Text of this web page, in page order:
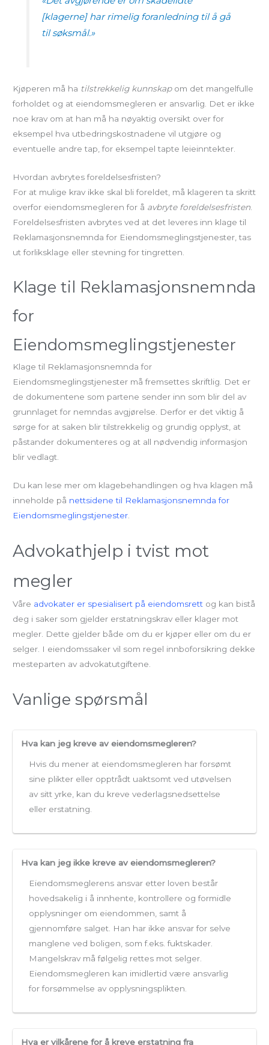
[klagerne] har rimelig foranledning til å gå
til søksmål.»
Kjøperen må ha tilstrekkelig kunnskapom det mangelfulle
forholdet og at eiendomsmegleren er ansvarlig. Det er ikke
noe krav om at han må ha nøyaktig oversikt over for
eksempel hva utbedringskostnadene vil utgjøre og
eventuelle andre tap, for eksempel tapte leieinntekter.
Hvordan avbrytes foreldelsesfristen?
For at mulige krav ikke skal bli foreldet, må klageren ta skritt
overfor eiendomsmegleren for å avbryte foreldelsesfristen
Foreldelsesfristen avbrytes ved at det leveres inn klage til
Reklamasjonsnemnda for Eiendomsmeglingstjenester, tas
ut forliksklage eller stevning for tingretten.
Klage til Reklamasjonsnemnda
for
Eiendomsmeglingstjenester
Klage til Reklamasjonsnemnda for
Eiendomsmeglingstjenester må fremsettes skriftlig. Det er
de dokumentene som partene sender inn som blir del av
grunnlaget for nemndas avgjørelse. Derfor er det viktig å
sørge for at saken blir tilstrekkelig og grundig opplyst, at
påstander dokumenteres og at all nødvendig informasjon
blir vedlagt.
Du kan lese mer om klagebehandlingen og hva klagen må
inneholde på nettsidene til Reklamasjonsnemnda for
Eiendomsmeglingstjenester.
Advokathjelp i tvist mot
megler
Våre advokater er spesialisert på eiendomsrett og kan bistå
deg i saker som gjelder erstatningskrav eller klager mot
megler. Dette gjelder både om du er kjøper eller om du er
selger. I eiendomssaker vil som regel innboforsikring dekke
mesteparten av advokatutgiftene.
Vanlige spørsmål
Hva kan jeg kreve av eiendomsmegleren?
Hvis du mener at eiendomsmegleren har forsømt
sine plikter eller opptrådt uaktsomt ved utøvelsen
av sitt yrke, kan du kreve vederlagsnedsettelse
eller erstatning.
Hva kan jeg ikke kreve av eiendomsmegleren?
Eiendomsmeglerens ansvar etter loven består
hovedsakelig i å innhente, kontrollere og formidle
opplysninger om eiendommen, samt å
gjennomføre salget. Han har ikke ansvar for selve
manglene ved boligen, som f.eks. fuktskader.
Mangelskrav må følgelig rettes mot selger.
Eiendomsmegleren kan imidlertid være ansvarlig
for forsømmelse av opplysningsplikten.
Hva er vilkårene for å kreve erstatning fra